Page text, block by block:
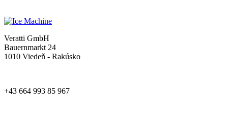
Veratti GmbH
Bauernmarkt 24
1010 Viedeň - Rakúsko
+43 664 993 85 967